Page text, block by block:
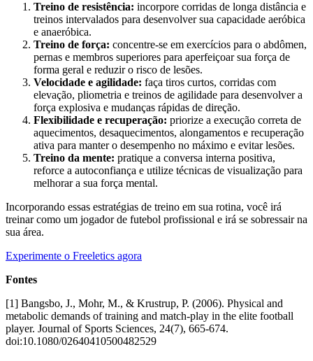
Treino de resistência: incorpore corridas de longa distância e
treinos intervalados para desenvolver sua capacidade aeróbica
e anaeróbica.
Treino de força: concentre-se em exercícios para o abdômen,
pernas e membros superiores para aperfeiçoar sua força de
forma geral e reduzir o risco de lesões.
Velocidade e agilidade: faça tiros curtos, corridas com
elevação, pliometria e treinos de agilidade para desenvolver a
força explosiva e mudanças rápidas de direção.
Flexibilidade e recuperação: priorize a execução correta de
aquecimentos, desaquecimentos, alongamentos e recuperação
ativa para manter o desempenho no máximo e evitar lesões.
Treino da mente: pratique a conversa interna positiva,
reforce a autoconfiança e utilize técnicas de visualização para
melhorar a sua força mental.
Incorporando essas estratégias de treino em sua rotina, você irá
treinar como um jogador de futebol profissional e irá se sobressair na
sua área.
Experimente o Freeletics agora
Fontes
[1] Bangsbo, J., Mohr, M., & Krustrup, P. (2006). Physical and
metabolic demands of training and match-play in the elite football
player. Journal of Sports Sciences, 24(7), 665-674.
doi:10.1080/02640410500482529